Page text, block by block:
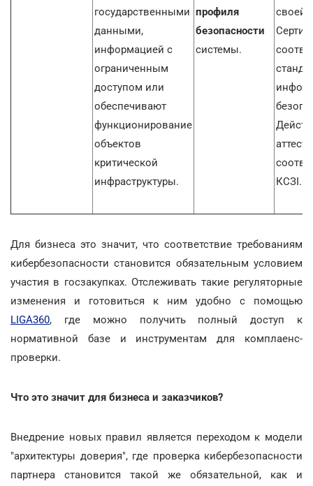
государственными
данными,
информацией с
ограниченным
доступом или
обеспечивают
функционирование
объектов
критической
инфраструктуры.
профиля
безопасности
системы.
своей
КСЗІ.
Для бизнеса это значит, что соответствие требованиям
кибербезопасности становится обязательным условием
участия в госзакупках. Отслеживать такие регуляторные
изменения и готовиться к ним удобно с помощью
LIGA360, где можно получить полный доступ к
нормативной базе и инструментам для комплаенс-
проверки.
Что это значит для бизнеса и заказчиков?
Внедрение новых правил является переходом к модели
"архитектуры доверия", где проверка кибербезопасности
партнера становится такой же обязательной, как и